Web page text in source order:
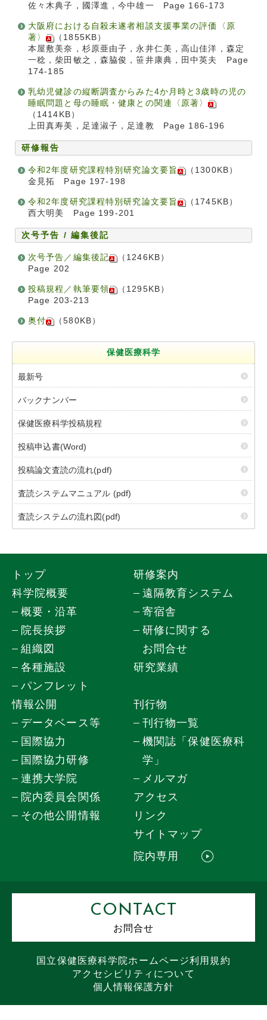
佐々木典子，國澤進，今中雄一 Page 166-173
大阪府における自殺未遂者相談支援事業の評価〈原
著〉
（1855KB）
本屋敷美奈，杉原亜由子，永井仁美，高山佳洋，森定
一稔，柴田敏之，森脇俊，笹井康典，田中英夫 Page
174-185
乳幼児健診の縦断調査からみた4か月時と3歳時の児の
睡眠問題と母の睡眠・健康との関連〈原著〉
（1414KB）
上田真寿美，足達淑子，足達教 Page 186-196
研修報告
令和2年度研究課程特別研究論文要旨
（1300KB）
金見拓 Page 197-198
令和2年度研究課程特別研究論文要旨
（1745KB）
西大明美 Page 199-201
次号予告 / 編集後記
次号予告／編集後記
（1246KB）
Page 202
投稿規程／執筆要領
（1295KB）
Page 203-213
奥付 （580KB）
保健医療科学
最新号
バックナンバー
保健医療科学投稿規程
投稿申込書(Word)
投稿論文査読の流れ(pdf)
査読システムマニュアル (pdf)
査読システムの流れ図(pdf)
トップ
科学院概要
概要・沿革
院長挨拶
組織図
各種施設
パンフレット
研修案内
遠隔教育システム
寄宿舎
研修に関する
お問合せ
研究業績
情報公開
データベース等
国際協力
国際協力研修
連携大学院
院内委員会関係
その他公開情報
刊行物
刊行物一覧
機関誌「保健医療科
学」
メルマガ
アクセス
リンク
サイトマップ
院内専用
CONTACT
お問合せ
国立保健医療科学院ホームページ利用規約
アクセシビリティについて
個人情報保護方針